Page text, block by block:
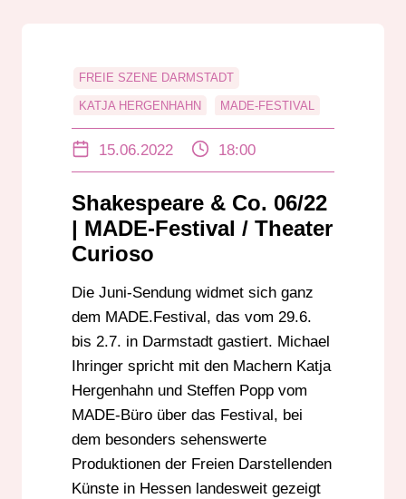
FREIE SZENE DARMSTADT
KATJA HERGENHAHN MADE-FESTIVAL
15.06.2022 18:00
Shakespeare & Co. 06/22
| MADE-Festival / Theater
Curioso
Die Juni-Sendung widmet sich ganz
dem MADE.Festival, das vom 29.6.
bis 2.7. in Darmstadt gastiert. Michael
Ihringer spricht mit den Machern Katja
Hergenhahn und Steffen Popp vom
MADE-Büro über das Festival, bei
dem besonders sehenswerte
Produktionen der Freien Darstellenden
Künste in Hessen landesweit gezeigt